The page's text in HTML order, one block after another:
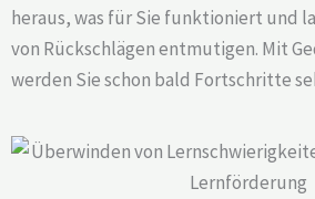
heraus, was für Sie funktioniert und
von Rückschlägen entmutigen. Mit
werden Sie schon bald Fortschritte